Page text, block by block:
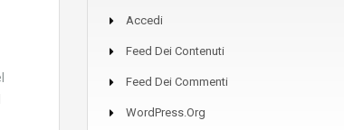
Accedi
Feed Dei Contenuti
Feed Dei Commenti
WordPress.org